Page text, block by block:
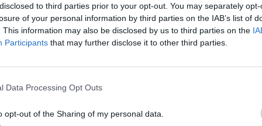
to third parties prior to your opt-out. You may separately
of your personal information by third parties on the IAB’s list of
This information may also be disclosed by us to third parties on the
Participants that may further disclose it to other third parties.
Data Processing Opt Outs
opt-out of the Sharing of my personal data.
que no deje de haber fiebre. Si ha pasado un día
ha superado la enfermedad del beso. No obstante,
por lo que el afectado puede necesitar de unos cuantos
tratasteis la enfermedad del beso? ¡No